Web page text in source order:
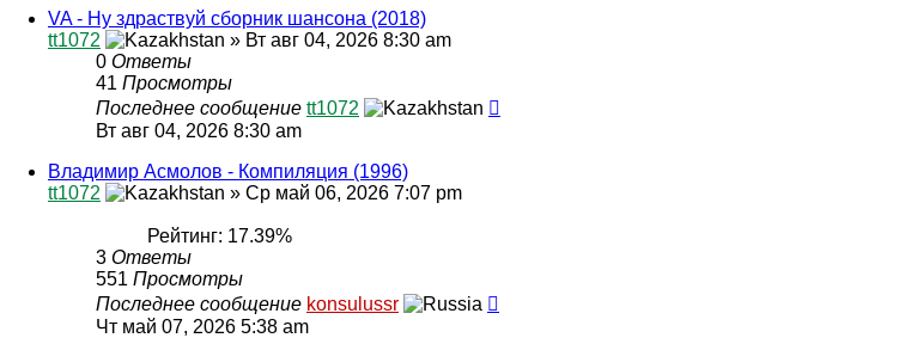
VA - Ну здраствуй сборник шансона (2018)
tt1072
» Вт авг 04, 2026 8:30 am
0 Ответы
41 Просмотры
Последнее сообщение tt1072
Вт авг 04, 2026 8:30 am
Владимир Асмолов - Компиляция (1996)
tt1072
» Ср май 06, 2026 7:07 pm
Рейтинг: 17.39%
3 Ответы
551 Просмотры
Последнее сообщение konsulussr
Чт май 07, 2026 5:38 am